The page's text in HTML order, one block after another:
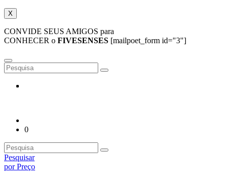
X
CONVIDE SEUS AMIGOS para
CONHECER o FIVESENSES [mailpoet_form id="3"]
0
Pesquisar
por Preço